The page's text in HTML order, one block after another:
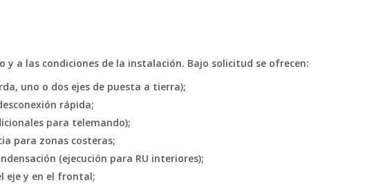
y a las condiciones de la instalación. Bajo solicitud se ofrecen:
uno o dos ejes de puesta a tierra);
rápida;
para telemando);
para zonas costeras;
(ejecución para RU interiores);
eje y en el frontal;